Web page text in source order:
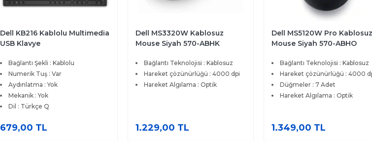
Dell MS3320W Kablosuz
Mouse Siyah 570-ABHK
Bağlantı Teknolojisi : Kablosuz
Hareket çözünürlüğü : 4000 dpi
Hareket Algılama : Optik
1.229,00 TL
Dell MS5120W Pro Kablosuz
Mouse Siyah 570-ABHO
Bağlantı Teknolojisi : Kablosuz
Hareket çözünürlüğü : 4000 dpi
Düğmeler : 7 Adet
1.349,00 TL
Dell KB216 Multimedia
Q USB İngilizce Klavye
Bağlantı Şekli : Kablolu
Numerik Tuş : Var
Aydınlatma : Yok
Mekanik : Yok
489,00 TL